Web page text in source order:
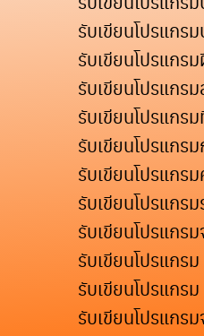
รับเขียนโปรแกร
รับเขียนโปรแกร
รับเขียนโปรแกร
รับเขียนโปรแกร
รับเขียนโปรแกร
รับเขียนโปรแกร
รับเขียนโปรแกร
รับเขียนโปรแกร
รับเขียนโปรแกร
รับเขียนโปรแกร
รับเขียนโปรแกร